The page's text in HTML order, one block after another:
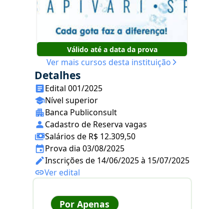
Válido até a data da prova
Ver mais cursos desta instituição
Detalhes
Edital 001/2025
Nível superior
Banca Publiconsult
Cadastro de Reserva vagas
Salários de R$ 12.309,50
Prova dia 03/08/2025
Inscrições de 14/06/2025 à 15/07/2025
Ver edital
Por Apenas